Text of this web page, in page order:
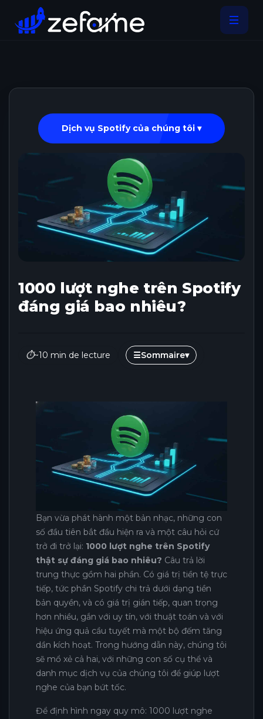
Dịch vụ Spotify của chúng tôi ▾
1000 lượt nghe trên Spotify
đáng giá bao nhiêu?
⏱~10 min de lecture ☰Sommaire▾
Bạn vừa phát hành một bản nhạc, những con
số đầu tiên bắt đầu hiện ra và một câu hỏi cứ
trở đi trở lại: 1000 lượt nghe trên Spotify
thật sự đáng giá bao nhiêu? Câu trả lời
trung thực gồm hai phần. Có giá trị tiền tệ trực
tiếp, tức phần Spotify chi trả dưới dạng tiền
bản quyền, và có giá trị gián tiếp, quan trọng
hơn nhiều, gắn với uy tín, với thuật toán và với
hiệu ứng quả cầu tuyết mà một bộ đếm tăng
dần kích hoạt. Trong hướng dẫn này, chúng tôi
sẽ mổ xẻ cả hai, với những con số cụ thể và
danh mục dịch vụ của chúng tôi để giúp lượt
nghe của bạn bứt tốc.
Để định hình ngay quy mô: 1000 lượt nghe